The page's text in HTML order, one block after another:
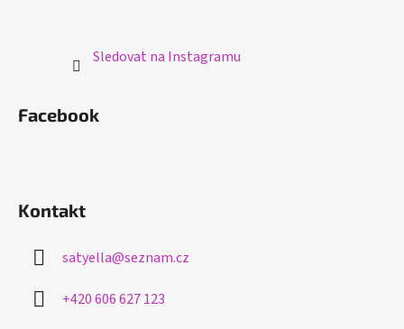
Sledovat na Instagramu
Facebook
Kontakt
satyella@seznam.cz
+420 606 627 123